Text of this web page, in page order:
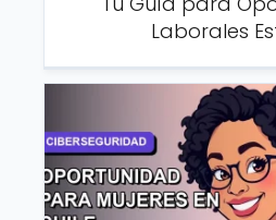
Laborales